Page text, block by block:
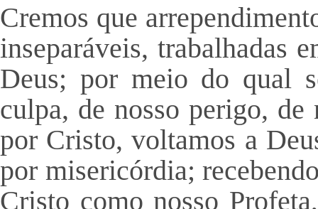
Cremos que
inseparáveis, trabalhadas
Deus; por meio do qual
culpa, de nosso perigo, de
por Cristo, voltamos a
por misericórdia;
Cristo como nosso